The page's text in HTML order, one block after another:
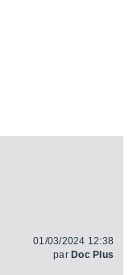
01/03/2024 12:38
par Doc Plus